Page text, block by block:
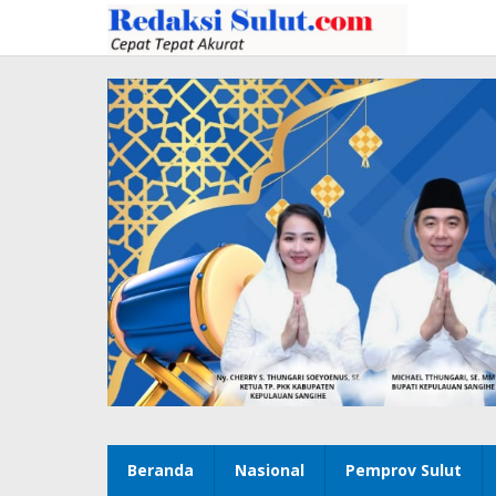
konten
Beranda Nasional Pemprov Sulut